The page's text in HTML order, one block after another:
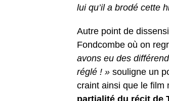
lui qu’il a brodé cette
Autre point de
Fondcombe où on
avons eu des
réglé ! » souligne un
craint ainsi que le film